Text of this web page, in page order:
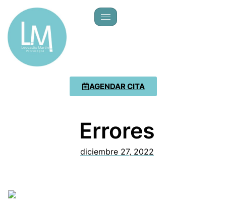
AGENDAR CITA
Errores
diciembre 27, 2022